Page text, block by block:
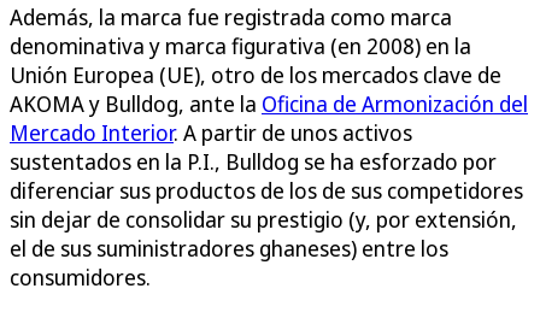
Además, la marca fue registrada como marca
denominativa y marca figurativa (en 2008) en la
Unión Europea (UE), otro de los mercados clave de
AKOMA y Bulldog, ante la Oficina de Armonización del
Mercado Interior. A partir de unos activos
sustentados en la P.I., Bulldog se ha esforzado por
diferenciar sus productos de los de sus competidores
sin dejar de consolidar su prestigio (y, por extensión,
el de sus suministradores ghaneses) entre los
consumidores.